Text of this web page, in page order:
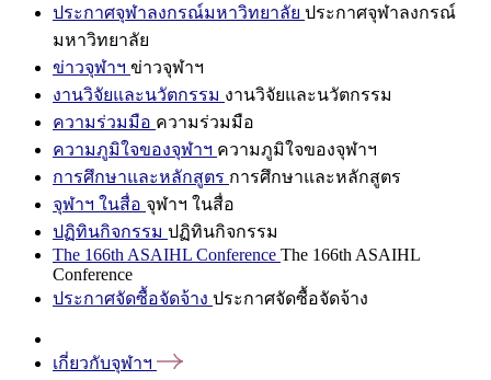
ประกาศจุฬาลงกรณ์มหาวิทยาลัย ประกาศจุฬาลงกรณ์
มหาวิทยาลัย
ข่าวจุฬาฯ ข่าวจุฬาฯ
งานวิจัยและนวัตกรรม งานวิจัยและนวัตกรรม
ความร่วมมือ ความร่วมมือ
ความภูมิใจของจุฬาฯ ความภูมิใจของจุฬาฯ
การศึกษาและหลักสูตร การศึกษาและหลักสูตร
จุฬาฯ ในสื่อ จุฬาฯ ในสื่อ
ปฏิทินกิจกรรม ปฏิทินกิจกรรม
The 166th ASAIHL Conference The 166th ASAIHL
Conference
ประกาศจัดซื้อจัดจ้าง ประกาศจัดซื้อจัดจ้าง
เกี่ยวกับจุฬาฯ